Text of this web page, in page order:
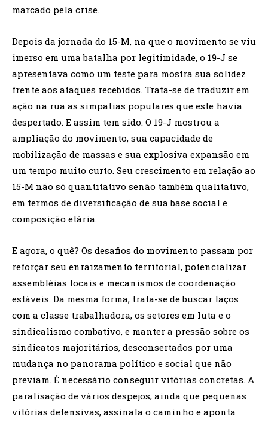
marcado pela crise.
Depois da jornada do 15-M, na que o movimento se viu
imerso em uma batalha por legitimidade, o 19-J se
apresentava como um teste para mostra sua solidez
frente aos ataques recebidos. Trata-se de traduzir em
ação na rua as simpatias populares que este havia
despertado. E assim tem sido. O 19-J mostrou a
ampliação do movimento, sua capacidade de
mobilização de massas e sua explosiva expansão em
um tempo muito curto. Seu crescimento em relação ao
15-M não só quantitativo senão também qualitativo,
em termos de diversificação de sua base social e
composição etária.
E agora, o quê? Os desafios do movimento passam por
reforçar seu enraizamento territorial, potencializar
assembléias locais e mecanismos de coordenação
estáveis. Da mesma forma, trata-se de buscar laços
com a classe trabalhadora, os setores em luta e o
sindicalismo combativo, e manter a pressão sobre os
sindicatos majoritários, desconsertados por uma
mudança no panorama político e social que não
previam. É necessário conseguir vitórias concretas. A
paralisação de vários despejos, ainda que pequenas
vitórias defensivas, assinala o caminho e aponta